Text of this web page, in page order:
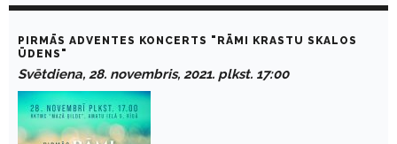
PIRMĀS ADVENTES KONCERTS "RĀMI KRASTU SKALOS
ŪDENS"
Svētdiena, 28. novembris, 2021. plkst. 17:00